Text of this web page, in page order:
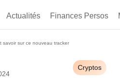
Actualités Finances Persos
savoir sur ce nouveau tracker
Cryptos